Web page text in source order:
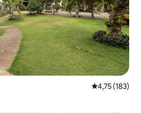
4,75 de uma
4,75 (183)